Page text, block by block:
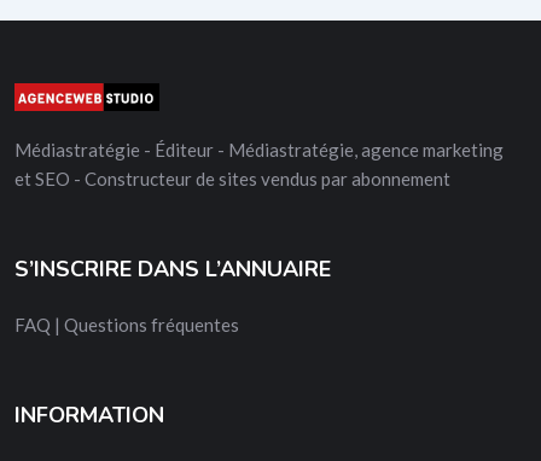
Médiastratégie - Éditeur - Médiastratégie, agence marketing
et SEO - Constructeur de sites vendus par abonnement
S’INSCRIRE DANS L’ANNUAIRE
FAQ | Questions fréquentes
INFORMATION